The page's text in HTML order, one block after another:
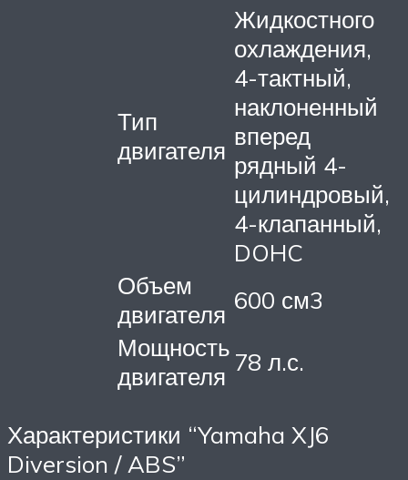
Тип
двигателя
Жидкостного
охлаждения,
4-тактный,
наклоненный
вперед
рядный 4-
цилиндровый,
4-клапанный,
DOHC
Объем
двигателя 600 см3
Мощность
двигателя 78 л.с.
Характеристики “Yamaha XJ6
Diversion / ABS”